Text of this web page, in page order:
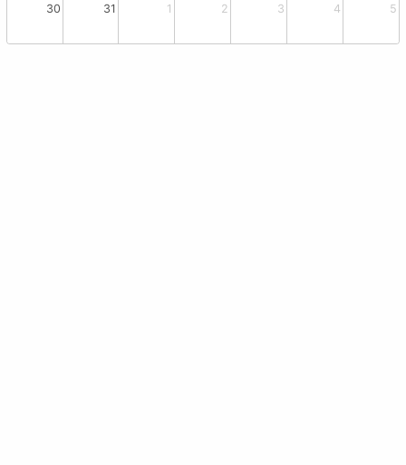
30 31 1 2 3 4 5